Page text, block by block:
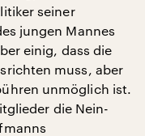
seiner
jungen Mannes
einig, dass die
muss, aber
unmöglich ist.
die Nein-